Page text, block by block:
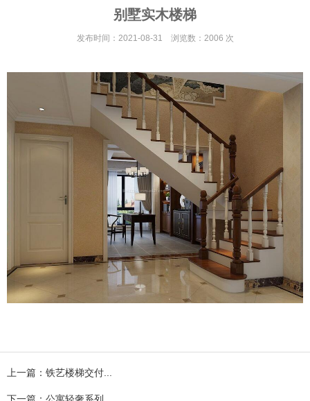
别墅实木楼梯
发布时间：2021-08-31 浏览数：2006 次
上一篇：铁艺楼梯交付...